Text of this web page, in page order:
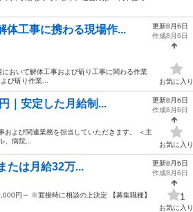
体工事に携わる現場作...
おいて解体工事および斫り工事に関わる作業
び斫り作業...
更新8月6日
作成8月6日
お気に入り
｜安定した月給制...
および関連業務を担当していただきます。 ＜主
、病院...
更新8月6日
作成8月6日
お気に入り
たは月給32万...
円～ ※面接時に相談の上決定 【募集職種】
更新8月6日
作成8月6日
1
お気に入り